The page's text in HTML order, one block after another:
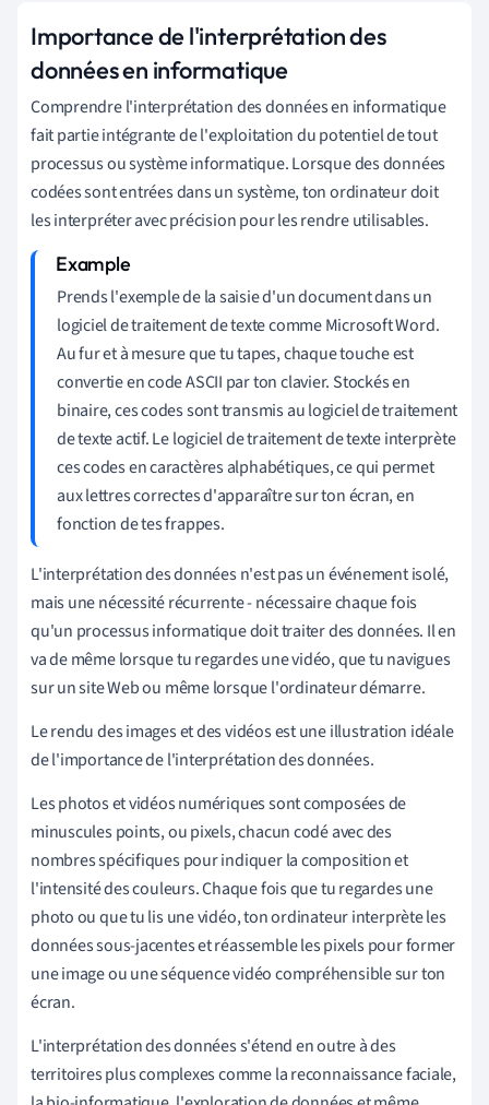
Importance de l'interprétation des
données en informatique
Comprendre l'interprétation des données en informatique
fait partie intégrante de l'exploitation du potentiel de tout
processus ou système informatique. Lorsque des données
codées sont entrées dans un système, ton ordinateur doit
les interpréter avec précision pour les rendre utilisables.
Prends l'exemple de la saisie d'un document dans un
logiciel de traitement de texte comme Microsoft Word.
Au fur et à mesure que tu tapes, chaque touche est
convertie en code ASCII par ton clavier. Stockés en
binaire, ces codes sont transmis au logiciel de traitement
de texte actif. Le logiciel de traitement de texte interprète
ces codes en caractères alphabétiques, ce qui permet
aux lettres correctes d'apparaître sur ton écran, en
fonction de tes frappes.
L'interprétation des données n'est pas un événement isolé,
mais une nécessité récurrente - nécessaire chaque fois
qu'un processus informatique doit traiter des données. Il en
va de même lorsque tu regardes une vidéo, que tu navigues
sur un site Web ou même lorsque l'ordinateur démarre.
Le rendu des images et des vidéos est une illustration idéale
de l'importance de l'interprétation des données.
Les photos et vidéos numériques sont composées de
minuscules points, ou pixels, chacun codé avec des
nombres spécifiques pour indiquer la composition et
l'intensité des couleurs. Chaque fois que tu regardes une
photo ou que tu lis une vidéo, ton ordinateur interprète les
données sous-jacentes et réassemble les pixels pour former
une image ou une séquence vidéo compréhensible sur ton
écran.
L'interprétation des données s'étend en outre à des
territoires plus complexes comme la reconnaissance faciale,